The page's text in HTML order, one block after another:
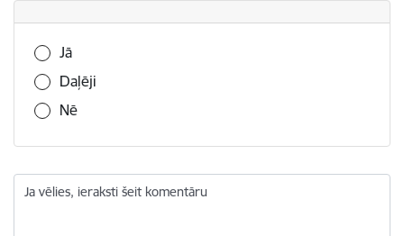
Vai šī informācija bija noderīga?
Jā
Daļēji
Nē
Ja vēlies, ieraksti šeit komentāru